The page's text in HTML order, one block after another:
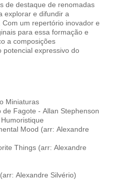
de destaque de renomadas
explorar e difundir a
um repertório inovador e
para essa formação e
a composições
potencial expressivo do
Miniaturas
Fagote - Allan Stephenson
Mood (arr: Alexandre
Things (arr: Alexandre
Alexandre Silvério)